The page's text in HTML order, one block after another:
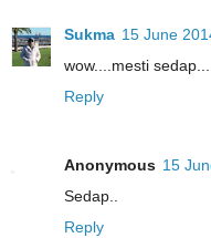
Sukma 15 June
wow....mesti
Reply
Anonymous 15
Sedap..
Reply